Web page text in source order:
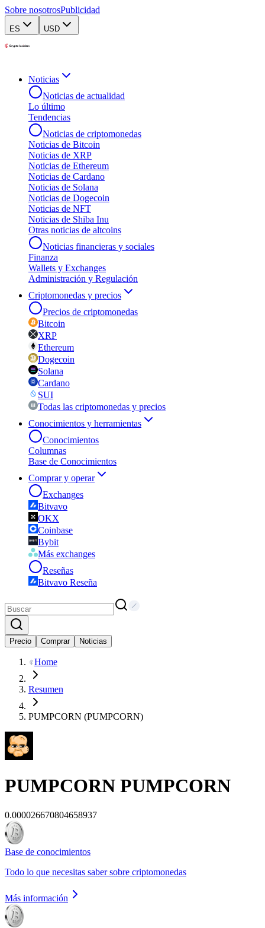
Sobre nosotrosPublicidad
ES USD
Noticias
Noticias de actualidad
Lo último
Tendencias
Noticias de criptomonedas
Noticias de Bitcoin
Noticias de XRP
Noticias de Ethereum
Noticias de Cardano
Noticias de Solana
Noticias de Dogecoin
Noticias de NFT
Noticias de Shiba Inu
Otras noticias de altcoins
Noticias financieras y sociales
Finanza
Wallets y Exchanges
Administración y Regulación
Criptomonedas y precios
Precios de criptomonedas
Bitcoin
XRP
Ethereum
Dogecoin
Solana
Cardano
SUI
Todas las criptomonedas y precios
Conocimientos y herramientas
Conocimientos
Columnas
Base de Conocimientos
Comprar y operar
Exchanges
Bitvavo
OKX
Coinbase
Bybit
Más exchanges
Reseñas
Bitvavo Reseña
Precio Comprar Noticias
Home
Resumen
PUMPCORN (PUMPCORN)
PUMPCORN PUMPCORN
0.000026670804658937
Base de conocimientos
Todo lo que necesitas saber sobre criptomonedas
Más información